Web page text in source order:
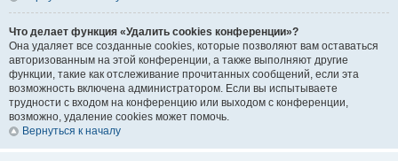
Что делает функция «Удалить cookies конференции»?
Она удаляет все созданные cookies, которые позволяют вам оставаться
авторизованным на этой конференции, а также выполняют другие
функции, такие как отслеживание прочитанных сообщений, если эта
возможность включена администратором. Если вы испытываете
трудности с входом на конференцию или выходом с конференции,
возможно, удаление cookies может помочь.
Вернуться к началу